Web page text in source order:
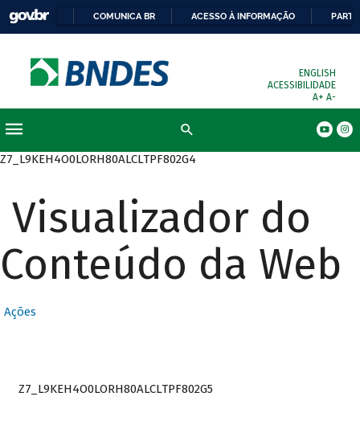
COMUNICA BR ACESSO À INFORMAÇÃO
ENGLISH
ACESSIBILIDADE
A+ A-
Z7_L9KEH4O0LORH80ALCLTPF802G4
Visualizador do
Conteúdo da Web
Ações
Z7_L9KEH4O0LORH80ALCLTPF802G5